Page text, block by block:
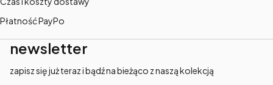
Płatność PayPo
newsletter
zapisz się już teraz i bądź na bieżąco z naszą kolekcją